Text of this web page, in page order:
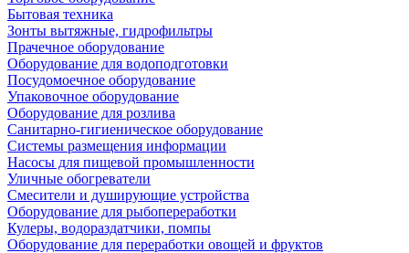
Бытовая техника
Зонты вытяжные, гидрофильтры
Прачечное оборудование
Оборудование для водоподготовки
Посудомоечное оборудование
Упаковочное оборудование
Оборудование для розлива
Санитарно-гигиеническое оборудование
Системы размещения информации
Насосы для пищевой промышленности
Уличные обогреватели
Смесители и душирующие устройства
Оборудование для рыбопереработки
Кулеры, водораздатчики, помпы
Оборудование для переработки овощей и фруктов